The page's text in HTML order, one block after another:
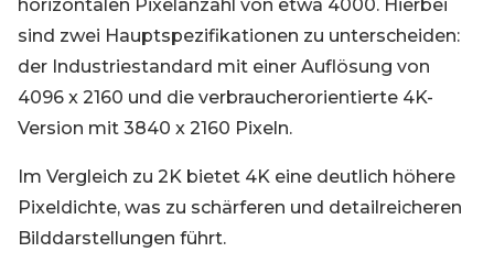
horizontalen Pixelanzahl von etwa 4000. Hierbei
sind zwei Hauptspezifikationen zu unterscheiden:
der Industriestandard mit einer Auflösung von
4096 x 2160 und die verbraucherorientierte 4K-
Version mit 3840 x 2160 Pixeln.
Im Vergleich zu 2K bietet 4K eine deutlich höhere
Pixeldichte, was zu schärferen und detailreicheren
Bilddarstellungen führt.